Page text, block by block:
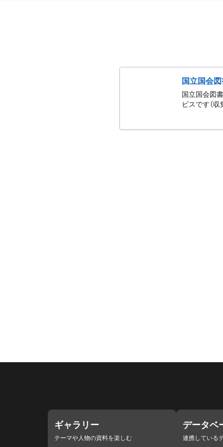
国立国会
国立国会図
ビスです（
ギャラリー
テーマや人物の資料を楽しむ
データベ
連携している